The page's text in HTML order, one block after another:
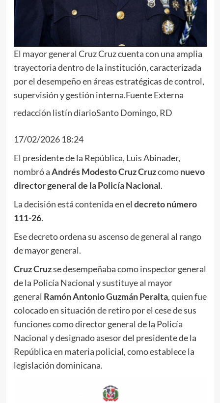
El mayor general Cruz Cruz cuenta con una amplia
trayectoria dentro de la institución, caracterizada
por el desempeño en áreas estratégicas de control,
supervisión y gestión interna.Fuente Externa
Facebook
Twitter
Whatsapp
Comentarios
redacción listín diarioSanto Domingo, RD
17/02/2026 18:24
El presidente de la República, Luis Abinader,
nombró aAndrés Modesto Cruz Cruzcomonuevo
director general de la Policía Nacional.
La decisión está contenida en el decreto número
111-26.
Ese decreto ordena su ascenso de general al rango
de mayor general.
Cruz Cruzse desempeñaba como inspector general
de la Policía Nacional y sustituye al mayor
general Ramón Antonio Guzmán Peralta, quien fue
colocado en situación de retiro por el cese de sus
funciones como director general de la Policía
Nacional y designado asesor del presidente de la
República en materia policial, como establece la
legislación dominicana.